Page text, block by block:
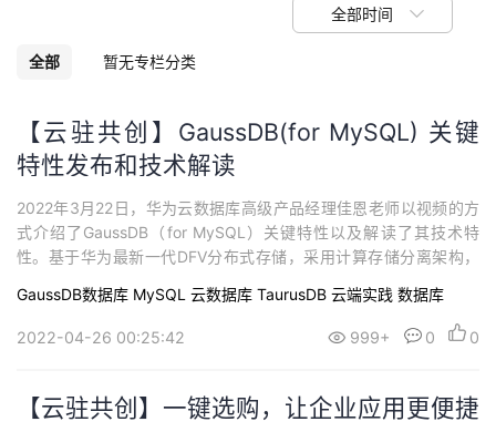
发
者
学
堂
的
我
Programs
的
持
我
技
的
全部时间
全部 暂无专栏分类
【云驻共创】GaussDB(for MySQL) 关键
特性发布和技术解读
2022年3月22日，华为云数据库高级产品经理佳恩老师以视频的方
式介绍了GaussDB（for MySQL）关键特性以及解读了其技术特
性。基于华为最新一代DFV分布式存储，采用计算存储分离架构，
部署，既拥有商业数据库的性能和可靠性，又具备开源数据库的灵
活性。
GaussDB数据库 MySQL 云数据库 TaurusDB 云端实践 数据库
2022-04-26 00:25:42 999+ 0 0
【云驻共创】一键选购，让企业应用更便捷